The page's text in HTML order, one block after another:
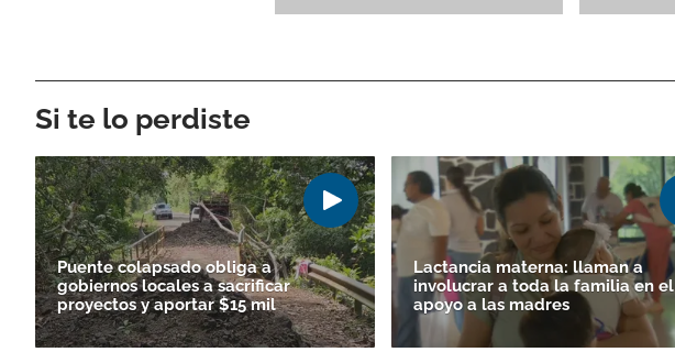
Si te lo perdiste
Puente colapsado obliga a
gobiernos locales a sacrificar
proyectos y aportar $15 mil
Lactancia materna: llaman a
involucrar a toda la familia en el
apoyo a las madres